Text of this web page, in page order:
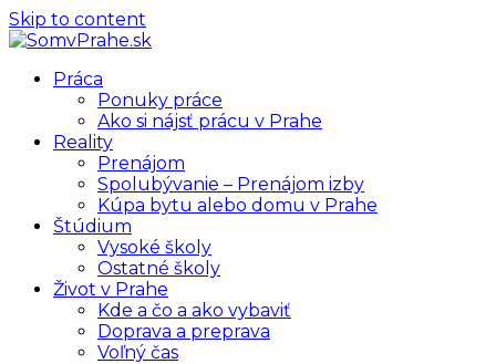
Skip to content
SomvPrahe.sk
Pre lepší život v Prahe
Práca
Ponuky práce
Ako si nájsť prácu v Prahe
Reality
Prenájom
Spolubývanie – Prenájom izby
Kúpa bytu alebo domu v Prahe
Štúdium
Vysoké školy
Ostatné školy
Život v Prahe
Kde a čo a ako vybaviť
Doprava a preprava
Voľný čas